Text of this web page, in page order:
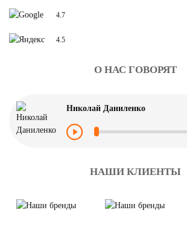
4.7
4.5
О НАС ГОВОРЯТ
Николай Даниленко
НАШИ КЛИЕНТЫ